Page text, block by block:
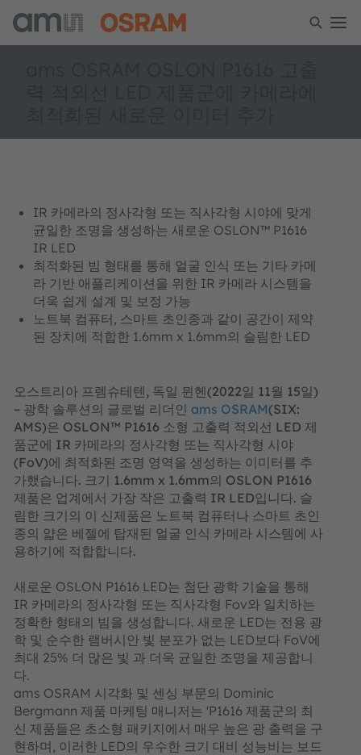
IR 카메라의 정사각형 또는 직사각형 시야에 맞게
균일한 조명을 생성하는 새로운 OSLON™ P1616
IR LED
최적화된 빔 형태를 통해 얼굴 인식 또는 기타 카메
라 기반 애플리케이션을 위한 IR 카메라 시스템을
더욱 쉽게 설계 및 보정 가능
노트북 컴퓨터, 스마트 초인종과 같이 공간이 제약
된 장치에 적합한 1.6mm x 1.6mm의 슬림한 LED
오스트리아 프렘슈테텐, 독일 뮌헨(2022일 11월 15일)
– 광학 솔루션의 글로벌 리더인 ams OSRAM(SIX:
AMS)은 OSLON™ P1616 소형 고출력 적외선 LED 제
품군에 IR 카메라의 정사각형 또는 직사각형 시야
(FoV)에 최적화된 조명 영역을 생성하는 이미터를 추
가했습니다. 크기 1.6mm x 1.6mm의 OSLON P1616
제품은 업계에서 가장 작은 고출력 IR LED입니다. 슬
림한 크기의 이 신제품은 노트북 컴퓨터나 스마트 초인
종의 얇은 베젤에 탑재된 얼굴 인식 카메라 시스템에 사
용하기에 적합합니다.
새로운 OSLON P1616 LED는 첨단 광학 기술을 통해
IR 카메라의 정사각형 또는 직사각형 Fov와 일치하는
정확한 형태의 빔을 생성합니다. 새로운 LED는 전용 광
학 및 순수한 램버시안 빛 분포가 없는 LED보다 FoV에
최대 25% 더 많은 빛 과 더욱 균일한 조명을 제공합니
다.
ams OSRAM 시각화 및 센싱 부문의 Dominic
Bergmann 제품 마케팅 매니저는 'P1616 제품군의 최
신 제품들은 초소형 패키지에서 매우 높은 광 출력을 구
현하며, 이러한 LED의 우수한 크기 대비 성능비는 보드